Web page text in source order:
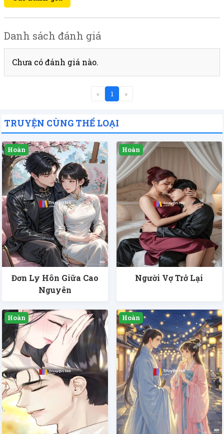
Danh sách đánh giá
Chưa có đánh giá nào.
« 1 »
TRUYỆN CÙNG THỂ LOẠI
Đơn Ly Hôn Giữa Cao
Nguyên
Người Vợ Trở Lại